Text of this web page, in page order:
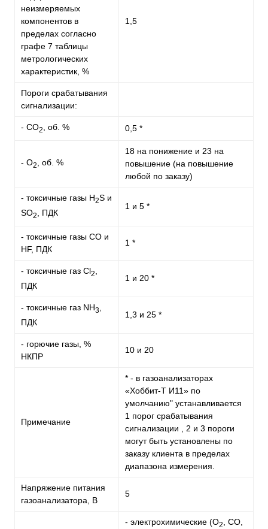
неизмеряемых
компонентов в
пределах согласно
графе 7 таблицы
метрологических
характеристик, %
1,5
Пороги срабатывания
сигнализации:
- СO2 , об. % 0,5 *
- O2 , об. %
18 на понижение и 23 на
повышение (на повышение
любой по заказу)
- токсичные газы H2S и
SO2 , ПДК
1 и 5 *
- токсичные газы СO и
HF, ПДК
1 *
- токсичные газ Cl2
ПДК
1 и 20 *
- токсичные газ NH3
ПДК
1,3 и 25 *
- горючие газы, %
НКПР
10 и 20
Примечание
* - в газоанализаторах
«Хоббит-Т И11» по
умолчанию" устанавливается
1 порог срабатывания
сигнализации , 2 и 3 пороги
могут быть установлены по
заказу клиента в пределах
диапазона измерения.
Напряжение питания
газоанализатора, В
5
- электрохимические (О2
, СО,